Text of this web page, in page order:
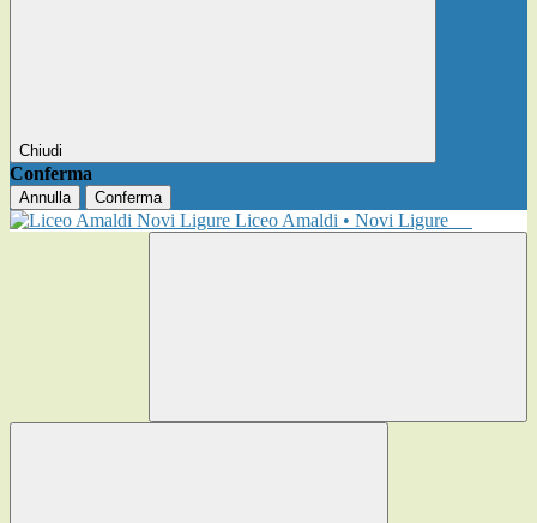
Chiudi
Conferma
Annulla Conferma
Liceo Amaldi • Novi Ligure